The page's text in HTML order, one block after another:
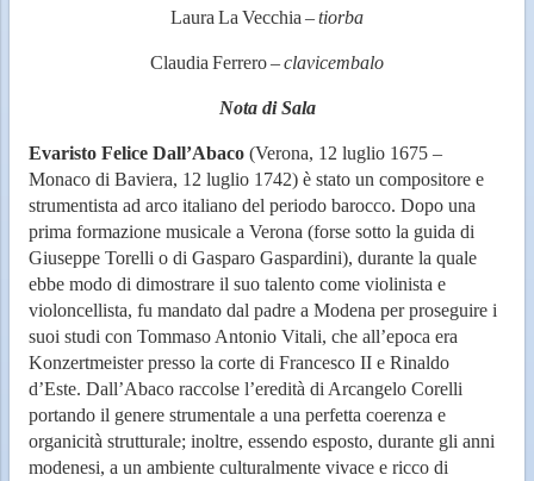
Laura La Vecchia –tiorba
Claudia Ferrero–clavicembalo
Nota di Sala
Evaristo Felice Dall’Abaco (Verona, 12 luglio 1675 –
Monaco di Baviera, 12 luglio 1742) è stato un compositore e
strumentista ad arco italiano del periodo barocco. Dopo una
prima formazione musicale a Verona (forse sotto la guida di
Giuseppe Torelli o di Gasparo Gaspardini), durante la quale
ebbe modo di dimostrare il suo talento come violinista e
violoncellista, fu mandato dal padre a Modena per proseguire i
suoi studi con Tommaso Antonio Vitali, che all’epoca era
Konzertmeister presso la corte di Francesco II e Rinaldo
d’Este. Dall’Abaco raccolse l’eredità di Arcangelo Corelli
portando il genere strumentale a una perfetta coerenza e
organicità strutturale; inoltre, essendo esposto, durante gli anni
modenesi, a un ambiente culturalmente vivace e ricco di